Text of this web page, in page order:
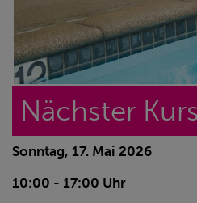
Nächster
Sonntag, 17. Mai 2026
10:00 - 17:00 Uhr